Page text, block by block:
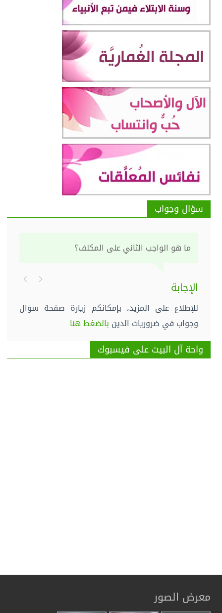
سؤال وجواب
ما هو الواجب الثاني على المكلف؟
الإجابة
للإطلاع على المزيد، بإمكانكم زيارة صفحة سؤال
وجواب في ضروريات الدين بالضغط هنا
واحة آل البيت على فيسبوك
معرض الصور